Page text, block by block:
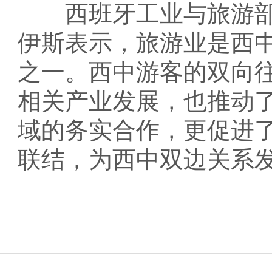
西班牙工业与旅游部
伊斯表示，旅游业是西
之一。西中游客的双向
相关产业发展，也推动
域的务实合作，更促进
联结，为西中双边关系